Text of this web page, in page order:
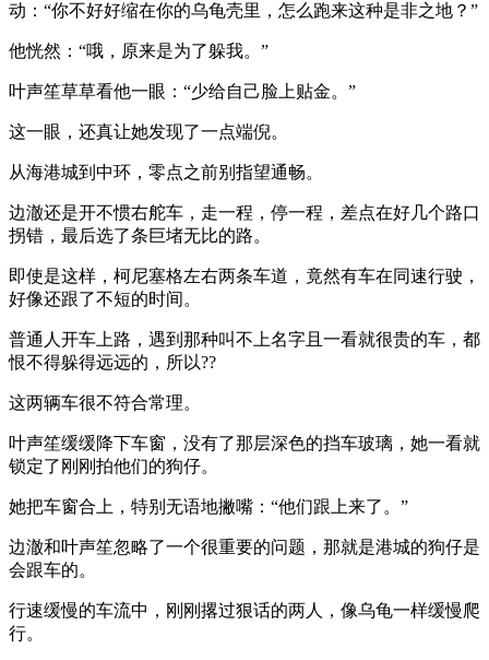
动：“你不好好缩在你的乌龟壳里，怎么跑来这种是非之地？”
他恍然：“哦，原来是为了躲我。”
叶声笙草草看他一眼：“少给自己脸上贴金。”
这一眼，还真让她发现了一点端倪。
从海港城到中环，零点之前别指望通畅。
边澈还是开不惯右舵车，走一程，停一程，差点在好几个路口
拐错，最后选了条巨堵无比的路。
即使是这样，柯尼塞格左右两条车道，竟然有车在同速行驶，
好像还跟了不短的时间。
普通人开车上路，遇到那种叫不上名字且一看就很贵的车，都
恨不得躲得远远的，所以??
这两辆车很不符合常理。
叶声笙缓缓降下车窗，没有了那层深色的挡车玻璃，她一看就
锁定了刚刚拍他们的狗仔。
她把车窗合上，特别无语地撇嘴：“他们跟上来了。”
边澈和叶声笙忽略了一个很重要的问题，那就是港城的狗仔是
会跟车的。
行速缓慢的车流中，刚刚撂过狠话的两人，像乌龟一样缓慢爬
行。